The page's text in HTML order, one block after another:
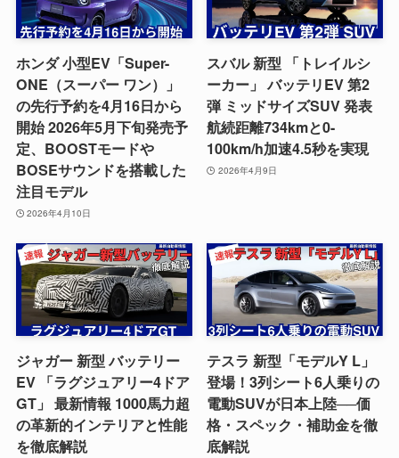
ホンダ 小型EV「Super-
ONE（スーパー ワン）」
の先行予約を4月16日から
開始 2026年5月下旬発売予
定、BOOSTモードや
BOSEサウンドを搭載した
注目モデル
2026年4月10日
スバル 新型 「トレイルシ
ーカー」 バッテリEV 第2
弾 ミッドサイズSUV 発表
航続距離734kmと0-
100km/h加速4.5秒を実現
2026年4月9日
ジャガー 新型 バッテリー
EV 「ラグジュアリー4ドア
GT」 最新情報 1000馬力超
の革新的インテリアと性能
を徹底解説
テスラ 新型「モデルY L」
登場！3列シート6人乗りの
電動SUVが日本上陸──価
格・スペック・補助金を徹
底解説